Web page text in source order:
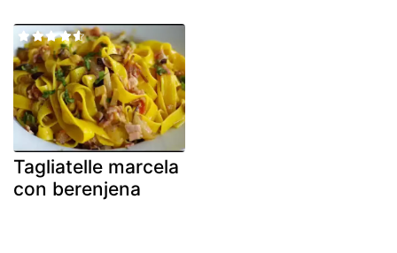
Tagliatelle marcela
con berenjena